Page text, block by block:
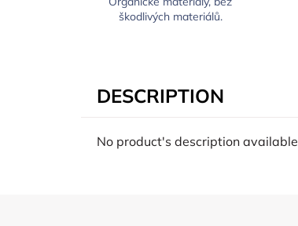
škodlivých materiálů.
DESCRIPTION
No product's description available